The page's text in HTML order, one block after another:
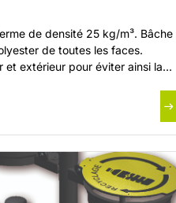
de densité 25 kg/m³. Bâche
de toutes les faces.
et extérieur pour éviter ainsi la